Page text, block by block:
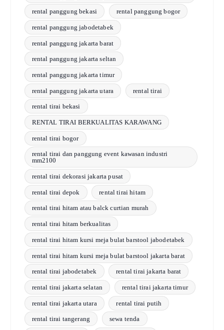
rental panggung bekasi rental panggung bogor
rental panggung jabodetabek
rental panggung jakarta barat
rental panggung jakarta seltan
rental panggung jakarta timur
rental panggung jakarta utara rental tirai
rental tirai bekasi
RENTAL TIRAI BERKUALITAS KARAWANG
rental tirai bogor
rental tirai dan panggung event kawasan industri
mm2100
rental tirai dekorasi jakarta pusat
rental tirai depok rental tirai hitam
rental tirai hitam atau balck curtian murah
rental tirai hitam berkualitas
rental tirai hitam kursi meja bulat barstool jabodetabek
rental tirai hitam kursi meja bulat barstool jakarta barat
rental tirai jabodetabek rental tirai jakarta barat
rental tirai jakarta selatan rental tirai jakarta timur
rental tirai jakarta utara rental tirai putih
rental tirai tangerang sewa tenda